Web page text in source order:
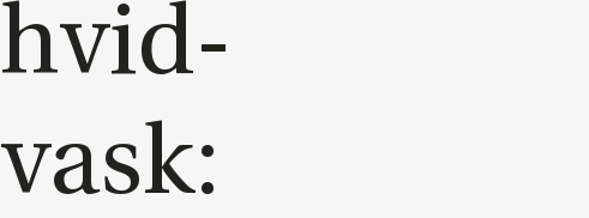
hvid­
vask: